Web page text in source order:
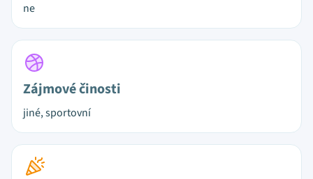
ne
Zájmové činosti
jiné, sportovní